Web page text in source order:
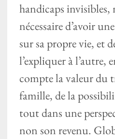
handicaps invisibles,
nécessaire d’avoir
sur sa propre vie, et
l’expliquer à l’autre,
compte la valeur du
famille, de la
tout dans une
non son revenu.